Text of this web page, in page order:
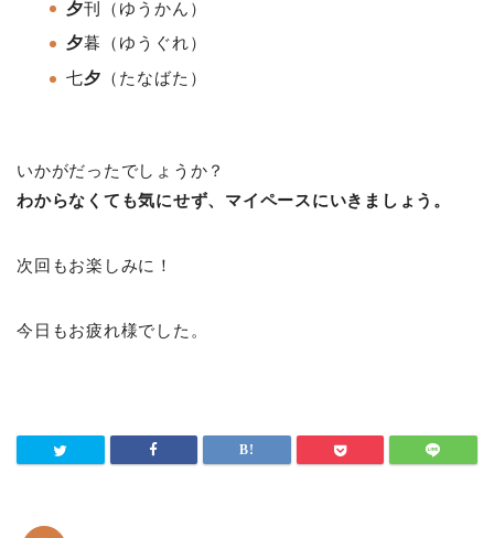
夕刊
（ゆうかん）
夕暮
（ゆうぐれ）
七夕 （たなばた）
いかがだったでしょうか？
わからなくても気にせず、マイペースにいきましょう。
次回もお楽しみに！
今日もお疲れ様でした。